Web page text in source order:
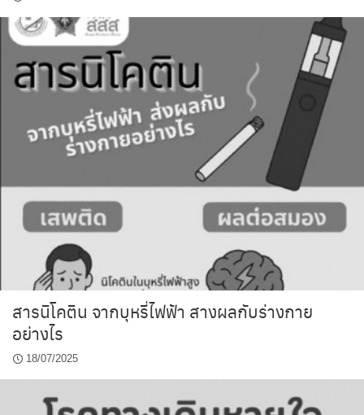
สารนิโคติน จากบุหรี่ไฟฟ้า สางผลกับร่างกาย
อย่างไร
18/07/2025